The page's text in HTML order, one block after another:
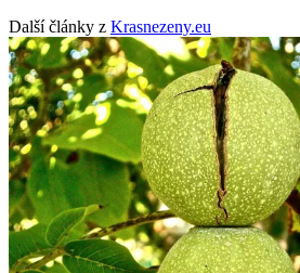
Další články z Krasnezeny.eu